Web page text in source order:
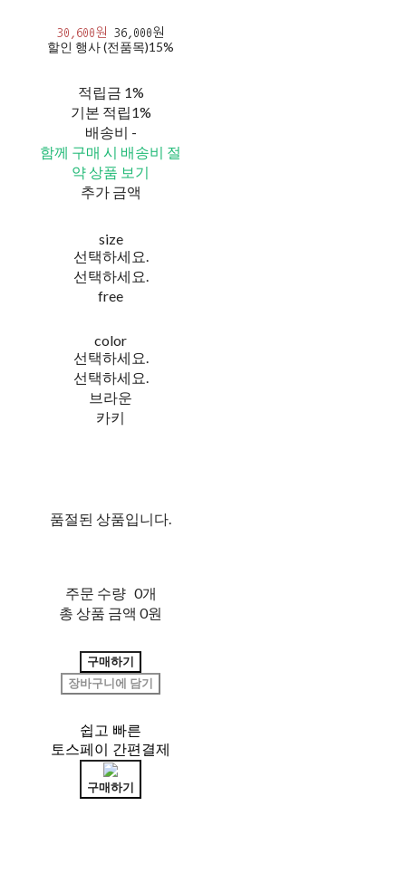
30,600원 36,000원
할인 행사 (전품목)15%
적립금 1%
기본 적립1%
배송비 -
함께 구매 시 배송비 절
약 상품 보기
추가 금액
size
선택하세요.
선택하세요.
free
color
선택하세요.
선택하세요.
브라운
카키
품절된 상품입니다.
주문 수량 0개
총 상품 금액 0원
구매하기
장바구니에 담기
쉽고 빠른
토스페이 간편결제
구매하기